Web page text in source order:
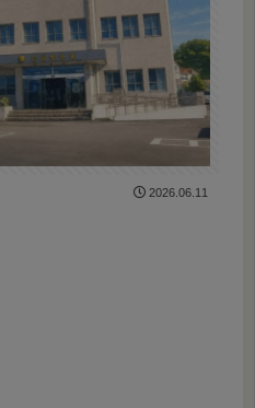
2026.06.11